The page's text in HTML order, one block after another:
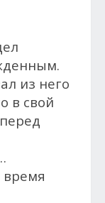
из него
в свой